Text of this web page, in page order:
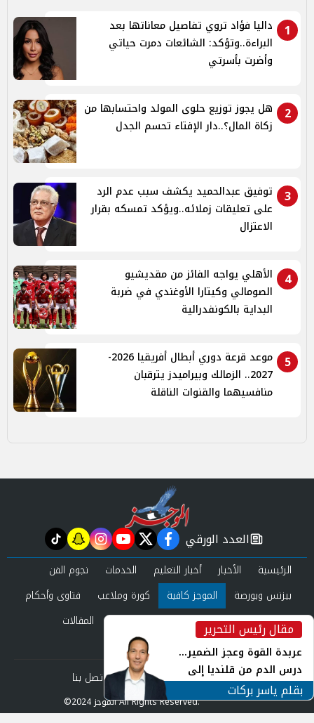
1
داليا فؤاد تروي تفاصيل معاناتها بعد
البراءة..وتؤكد: الشائعات دمرت حياتي
وأضرت بأسرتي
2
هل يجوز توزيع حلوى المولد واحتسابها من
زكاة المال؟..دار الإفتاء تحسم الجدل
3
توفيق عبدالحميد يكشف سبب عدم الرد
على تعليقات زملائه..ويؤكد تمسكه بقرار
الاعتزال
4
الأهلي يواجه الفائز من مقديشيو
الصومالي وكيتارا الأوغندي في ضربة
البداية بالكونفدرالية
5
موعد قرعة دوري أبطال أفريقيا 2026-
2027.. الزمالك وبيراميدز يترقبان
منافسيهما والقنوات الناقلة
مقال رئيس التحرير
عربدة القوة وعجز الضمير...
درس الدم من قلنديا إلى
جنوب لبنان
بقلم ياسر بركات
newspaper
العدد الورقي facebook
twitter
youtube
instagram
snapchat
tiktok
الرئيسية الأخبار أخبار التعليم الخدمات
نجوم الفن
بيزنس وبورصة
الموجز كافية كورة وملاعب
فتاوى وأحكام
صحة وجمال
عرب وعالم حوادث ومحاكم
المقالات
العدد الورقي
من نحن
سياسة الخصوصية اتصل بنا
©2024 الموجز All Rights Reserved.